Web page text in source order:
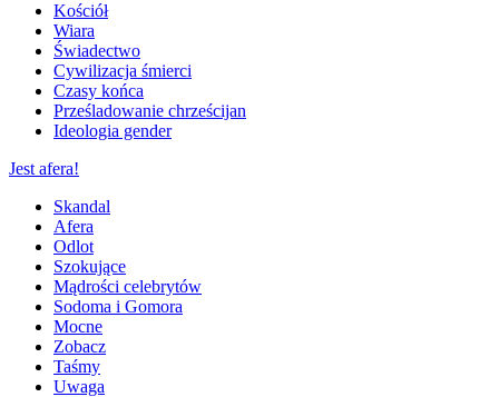
Kościół
Wiara
Świadectwo
Cywilizacja śmierci
Czasy końca
Prześladowanie chrześcijan
Ideologia gender
Jest afera!
Skandal
Afera
Odlot
Szokujące
Mądrości celebrytów
Sodoma i Gomora
Mocne
Zobacz
Taśmy
Uwaga